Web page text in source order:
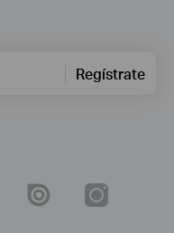
Regístrate